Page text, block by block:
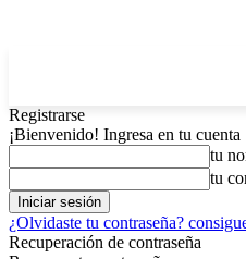
Registrarse
¡Bienvenido! Ingresa en tu cuenta
tu
tu
¿Olvidaste tu contraseña?
Recuperación de contraseña